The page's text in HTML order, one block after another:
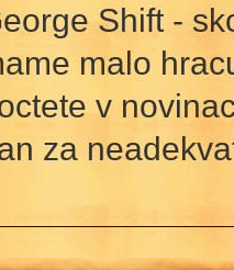
Shift -
malo
v
za